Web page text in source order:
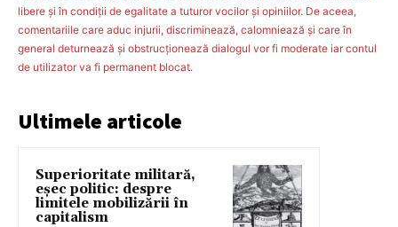
libere şi în condiţii de egalitate a tuturor vocilor şi opiniilor. De aceea,
comentariile care aduc injurii, discriminează, calomniează şi care în
general deturnează şi obstrucţionează dialogul vor fi moderate iar contul
de utilizator va fi permanent blocat.
Ultimele articole
Superioritate militară,
eșec politic: despre
limitele mobilizării în
capitalism